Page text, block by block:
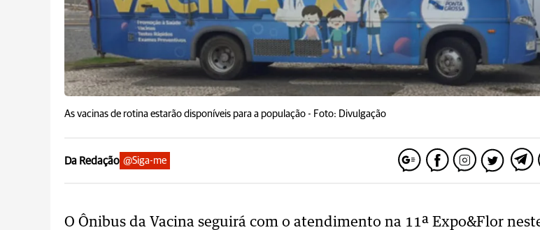
As vacinas de rotina estarão disponíveis para a população - Foto: Divulgação
Da Redação @Siga-me
O Ônibus da Vacina seguirá com o atendimento na 11ª Expo&Flor